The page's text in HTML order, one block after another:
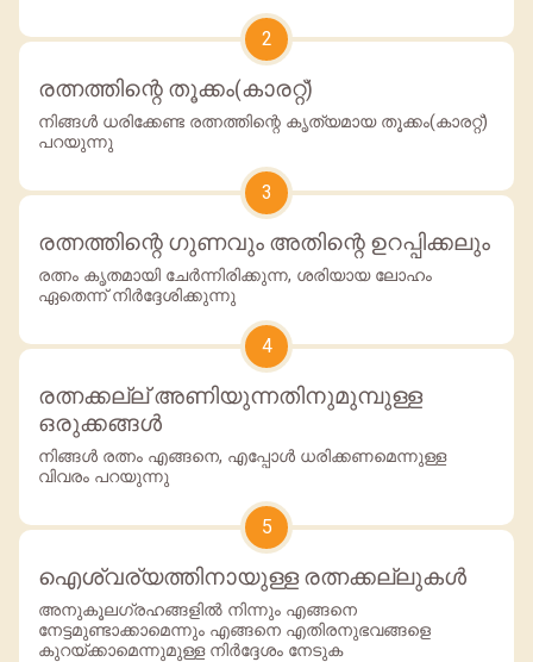
2
രത്നത്തിന്റെ തൂക്കം(കാരറ്റ്)
നിങ്ങള്‍ ധരിക്കേണ്ട രത്നത്തിന്റെ കൃത്യമായ തൂക്കം(കാരറ്റ്)
പറയുന്നു
3
രത്നത്തിന്റെ ഗുണവും അതിന്റെ ഉറപ്പിക്കലും
രത്നം കൃതമായി ചേര്‍ന്നിരിക്കുന്ന, ശരിയായ ലോഹം
ഏതെന്ന് നിര്‍ദ്ദേശിക്കുന്നു
4
രത്നക്കല്ല് അണിയുന്നതിനുമുമ്പുള്ള
ഒരുക്കങ്ങള്‍
നിങ്ങള്‍ രത്നം എങ്ങനെ, എപ്പോള്‍ ധരിക്കണമെന്നുള്ള
വിവരം പറയുന്നു
5
ഐശ്വര്യത്തിനായുള്ള രത്നക്കല്ലുകള്‍
അനുകൂലഗ്രഹങ്ങളില്‍ നിന്നും എങ്ങനെ
നേട്ടമുണ്ടാക്കാമെന്നും എങ്ങനെ എതിരനുഭവങ്ങളെ
കുറയ്ക്കാമെന്നുമുള്ള നിര്‍ദ്ദേശം നേടുക